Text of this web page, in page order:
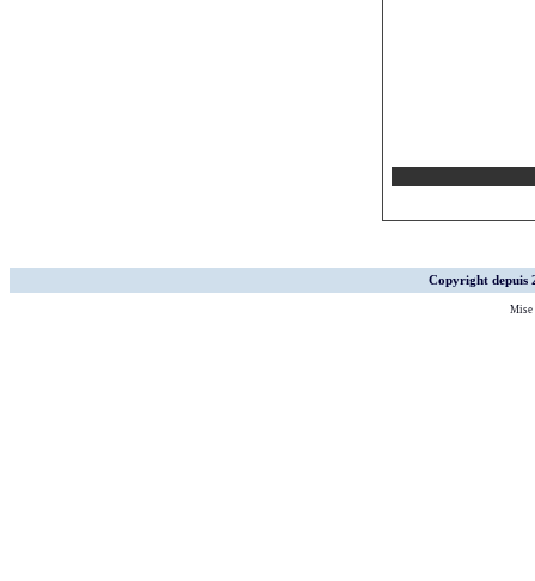
Copyright depuis
Mise